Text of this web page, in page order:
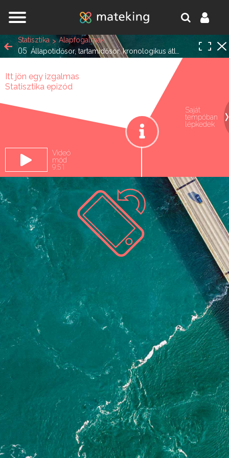
Statisztika
Alapfogalmak
05
Itt jön egy izgalmas
Statisztika epizód
Videó
mód
9:51
Saját
tempóban
lépkedek